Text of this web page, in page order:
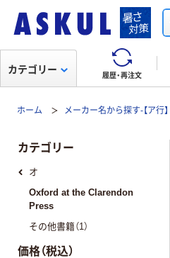
履歴・再注文
カテゴリー
ホーム メーカー名から探す-【ア行】
カテゴリー
オ
Oxford at the Clarendon
Press
その他書籍（1）
価格（税込）